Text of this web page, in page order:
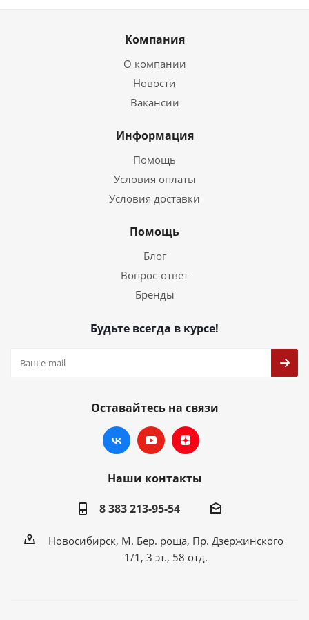
Компания
О компании
Новости
Вакансии
Информация
Помощь
Условия оплаты
Условия доставки
Помощь
Блог
Вопрос-ответ
Бренды
Будьте всегда в курсе!
Оставайтесь на связи
Наши контакты
8 383 213-95-54
Новосибирск, М. Бер. роща, Пр. Дзержинского
1/1, 3 эт., 58 отд.